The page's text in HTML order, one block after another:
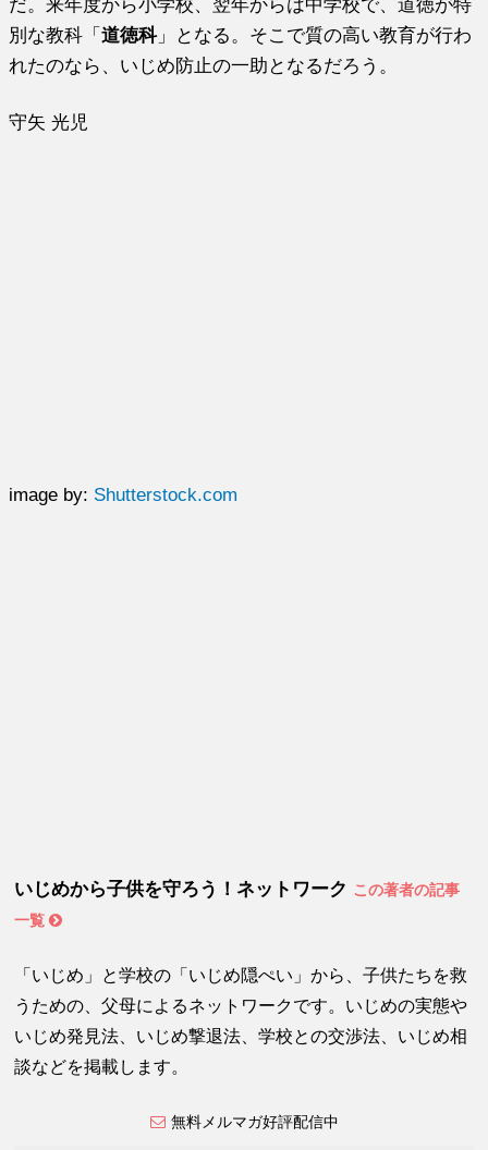
だ。来年度から小学校、翌年からは中学校で、道徳が特
別な教科「道徳科」となる。そこで質の高い教育が行わ
れたのなら、いじめ防止の一助となるだろう。
守矢 光児
image by: Shutterstock.com
いじめから子供を守ろう！ネットワーク この著者の記事
一覧
「いじめ」と学校の「いじめ隠ぺい」から、子供たちを救
うための、父母によるネットワークです。いじめの実態や
いじめ発見法、いじめ撃退法、学校との交渉法、いじめ相
談などを掲載します。
無料メルマガ好評配信中